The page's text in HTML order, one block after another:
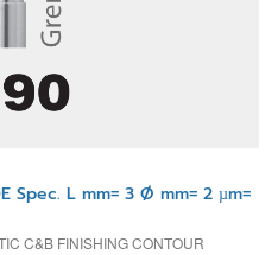
Spec. L mm= 3 Ø mm= 2 µm=
C&B FINISHING CONTOUR